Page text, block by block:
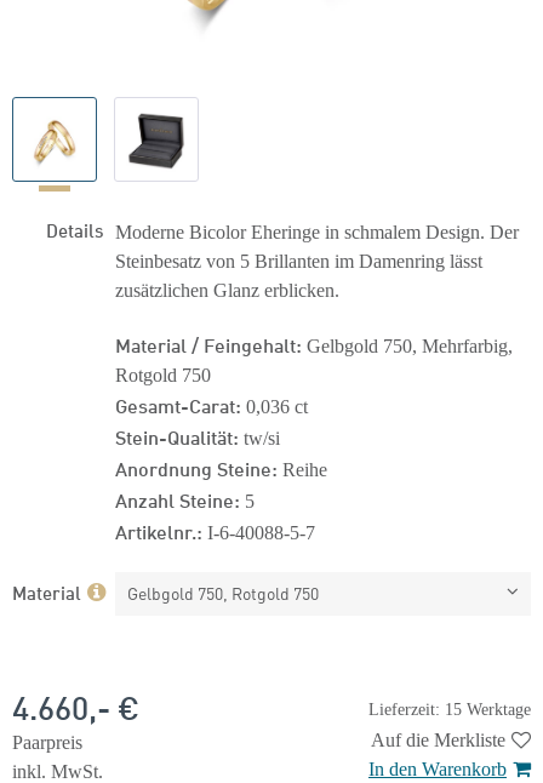
Details Moderne Bicolor Eheringe in schmalem Design. Der
Steinbesatz von 5 Brillanten im Damenring lässt
zusätzlichen Glanz erblicken.
Material / Feingehalt: Gelbgold 750, Mehrfarbig,
Rotgold 750
Gesamt-Carat: 0,036 ct
Stein-Qualität: tw/si
Anordnung Steine: Reihe
Anzahl Steine: 5
Artikelnr.: I-6-40088-5-7
Material Gelbgold 750, Rotgold 750
Lieferzeit: 15 Werktage
4.660,- €
Paarpreis
inkl. MwSt.
Auf die Merkliste
In den Warenkorb